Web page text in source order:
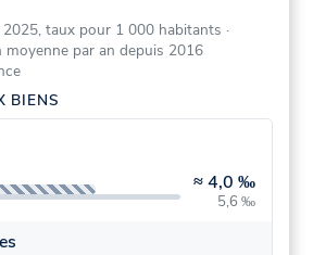
taux pour 1 000 habitants ·
moyenne par an depuis 2016
BIENS
≈4,0 ‰
5,6 ‰